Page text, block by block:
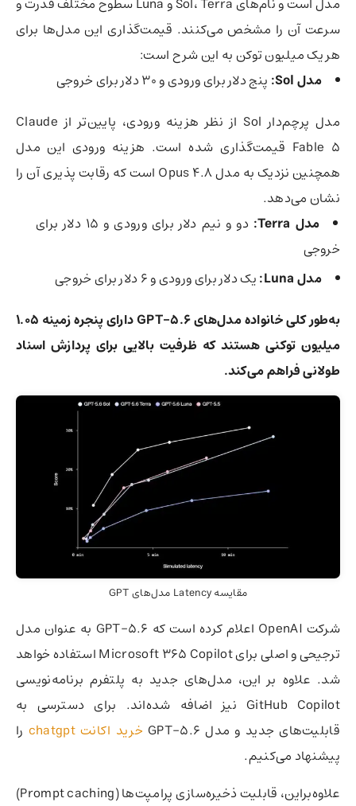
سرعت آن را مشخص می‌کنند. قیمت‌گذاری این مدل‌ها برای
هر یک میلیون توکن به این شرح است:
مدل Sol:
پنج دلار برای ورودی و ۳۰ دلار برای خروجی
مدل پرچم‌دار Sol از نظر هزینه ورودی، پایین‌تر از Claude
Fable 5 قیمت‌گذاری شده است. هزینه ورودی این مدل
همچنین نزدیک به مدل Opus 4.8 است که رقابت پذیری آن را
نشان می‌دهد.
مدل Terra:
دو و نیم دلار برای ورودی و ۱۵ دلار برای
خروجی
مدل Luna:
یک دلار برای ورودی و ۶ دلار برای خروجی
به‌طور کلی خانواده مدل‌های GPT-5.6 دارای پنجره زمینه ۱.۰۵
میلیون توکنی هستند که ظرفیت بالایی برای پردازش اسناد
طولانی فراهم می‌کند.
مقایسه Latency مدل‌های GPT
شرکت OpenAI اعلام کرده است که GPT-5.6 به عنوان مدل
ترجیحی و اصلی برای Microsoft 365 Copilot استفاده خواهد
شد. علاوه بر این، مدل‌های جدید به پلتفرم برنامه‌نویسی
GitHub Copilot نیز اضافه شده‌اند. برای دسترسی به
قابلیت‌های جدید و مدل GPT-5.6
خرید اکانت chatgpt
را
پیشنهاد می‌کنیم.
علاوه‌براین، قابلیت ذخیره‌سازی پرامپت‌ها (Prompt caching)